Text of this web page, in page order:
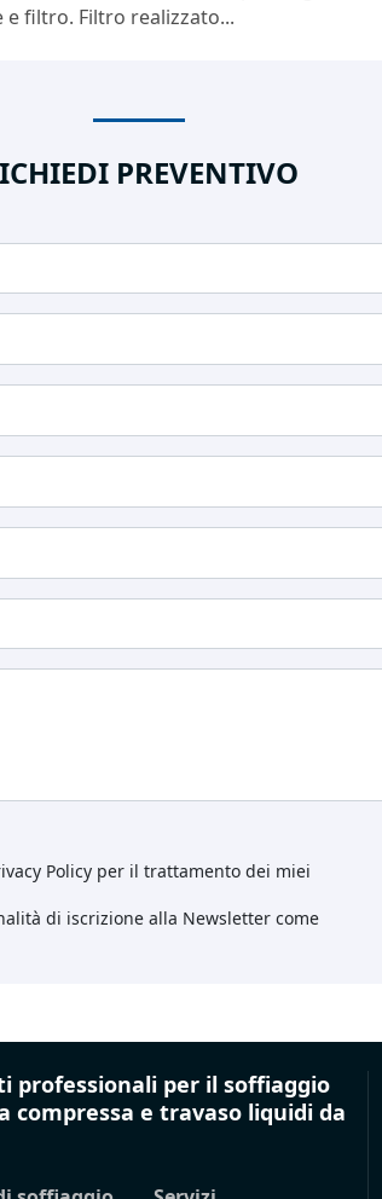
e filtro. Filtro realizzato...
PREVENTIVO
Policy per il trattamento dei miei
di iscrizione alla Newsletter come
professionali per il soffiaggio
compressa e travaso liquidi da